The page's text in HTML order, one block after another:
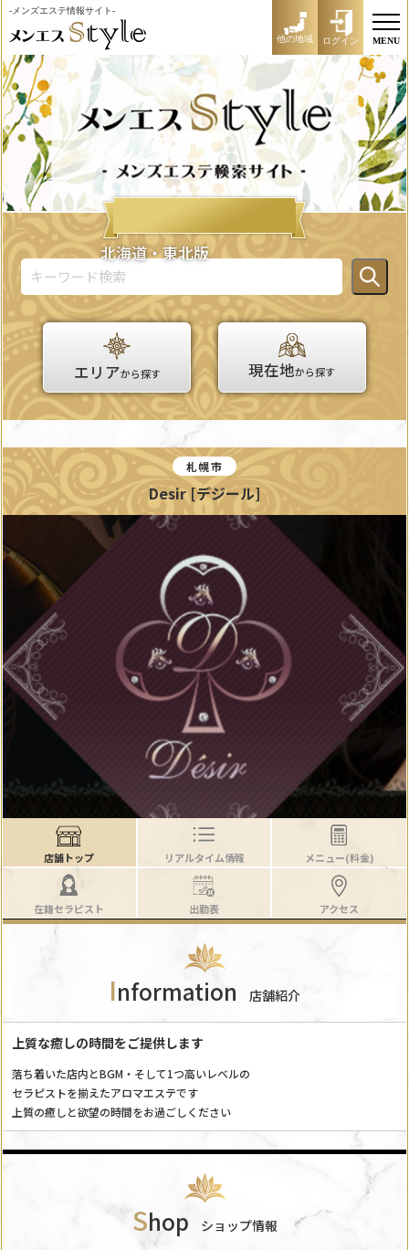
-メンズエステ情報サイト-
他の地域 ログイン MENU
北海道・東北版
エリアから探す 現在地から探す
札幌市
Desir [デジール]
店舗トップ リアルタイム情報 メニュー(料金)
在籍セラピスト 出勤表 アクセス
Information 店舗紹介
上質な癒しの時間をご提供します
落ち着いた店内とBGM・そして1つ高いレベルの
セラピストを揃えたアロマエステです
上質の癒しと欲望の時間をお過ごしください
Shop ショップ情報